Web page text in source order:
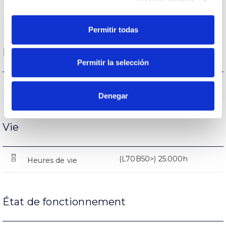
Permitir todas
Permitir la selección
Denegar
Performance
1811lm
Vie
Heures de vie (L70B50>) 25.000h
État de fonctionnement